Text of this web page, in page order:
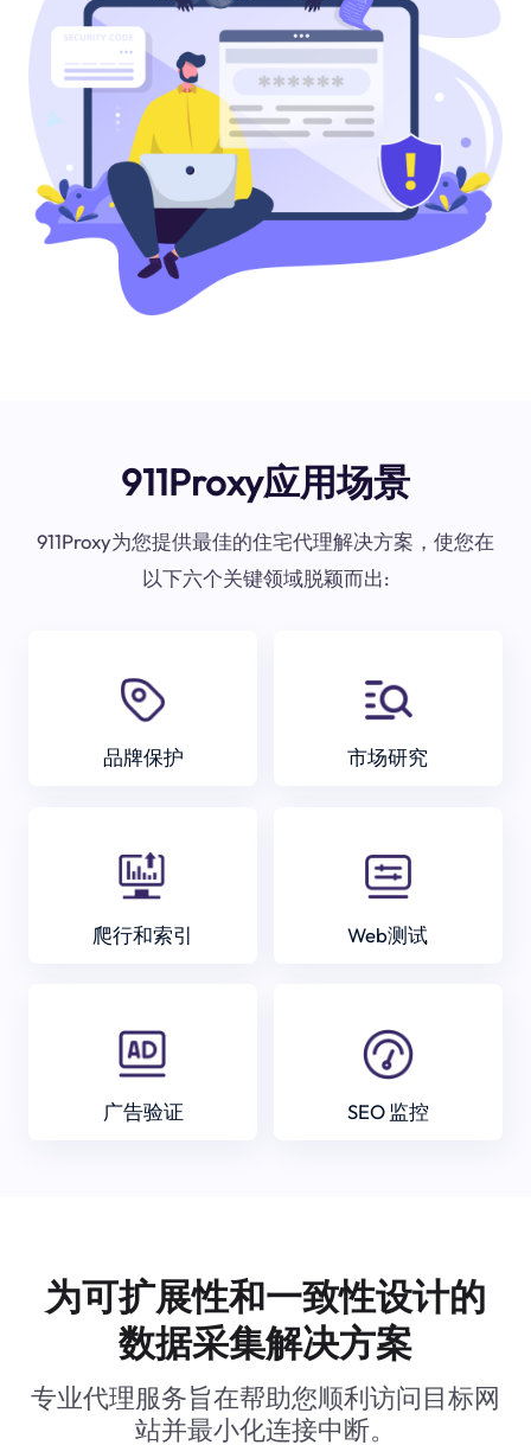
911Proxy应用场景
911Proxy为您提供最佳的住宅代理解决方案，使您在
以下六个关键领域脱颖而出:
品牌保护 市场研究
爬行和索引 Web测试
广告验证 SEO 监控
为可扩展性和一致性设计的
数据采集解决方案
专业代理服务旨在帮助您顺利访问目标网
站并最小化连接中断。